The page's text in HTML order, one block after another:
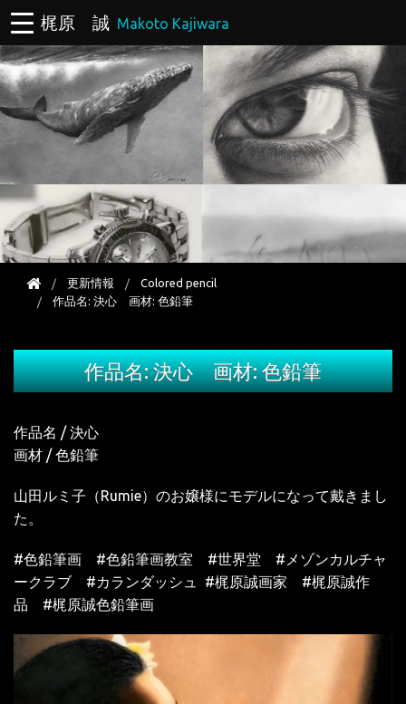
梶原 誠 Makoto Kajiwara
更新情報
Colored pencil
作品名: 決心 画材: 色鉛筆
作品名: 決心 画材: 色鉛筆
作品名 / 決心
画材 / 色鉛筆
山田ルミ子（Rumie）のお嬢様にモデルになって戴きまし
た。
#色鉛筆画 #色鉛筆画教室 #世界堂 #メゾンカルチャ
ークラブ #カランダッシュ #梶原誠画家 #梶原誠作
品 #梶原誠色鉛筆画